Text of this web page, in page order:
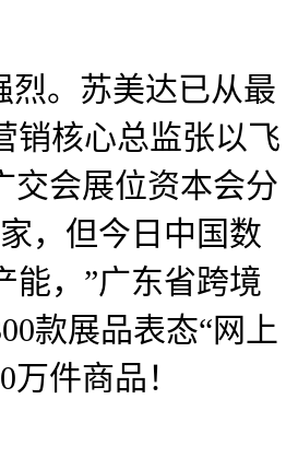
。苏美达已从最
销核心总监张以飞
交会展位资本会分
，但今日中国数
能，”广东省跨境
款展品表态“网上
件商品！